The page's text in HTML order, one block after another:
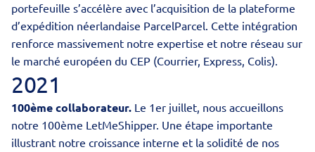
portefeuille s’accélère avec l’acquisition de la plateforme
d’expédition néerlandaise ParcelParcel. Cette intégration
renforce massivement notre expertise et notre réseau sur
le marché européen du CEP (Courrier, Express, Colis).
2021
100ème collaborateur. Le 1er juillet, nous accueillons
notre 100ème LetMeShipper. Une étape importante
illustrant notre croissance interne et la solidité de nos